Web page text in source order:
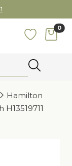
0
Hamilton